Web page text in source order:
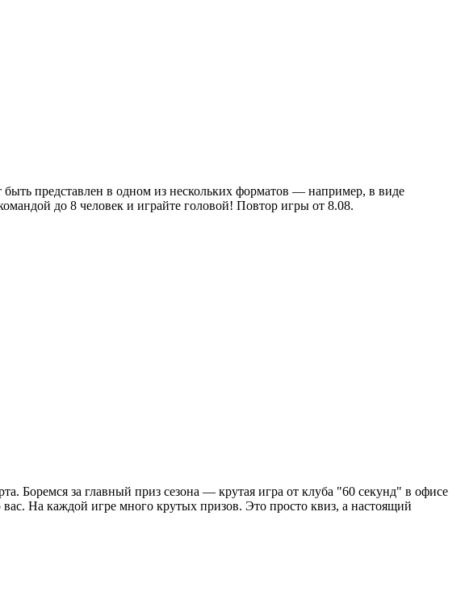
представлен в одном из нескольких форматов — например, в виде
до 8 человек и играйте головой! Повтор игры от 8.08.
Боремся за главный приз сезона — крутая игра от клуба "60 секунд" в офисе
На каждой игре много крутых призов. Это просто квиз, а настоящий